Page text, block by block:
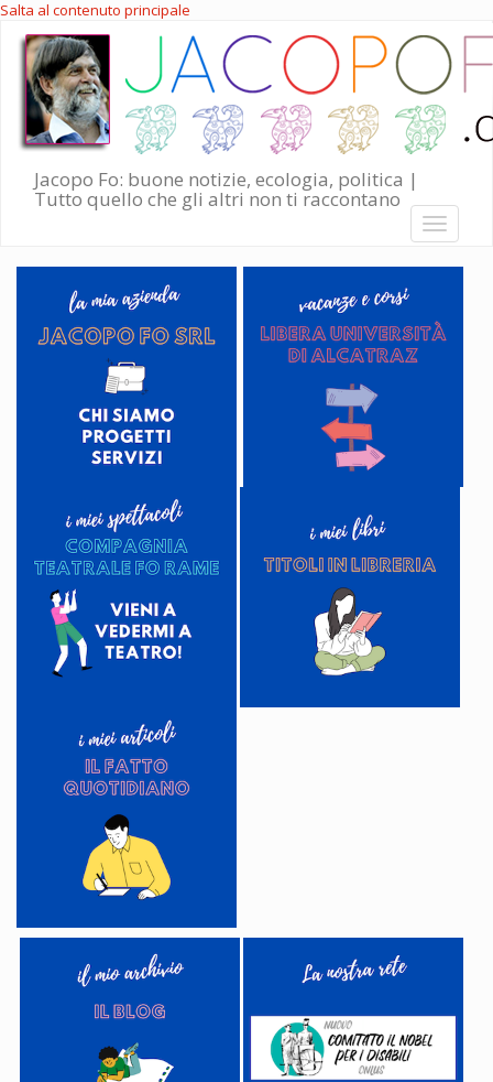
Salta al contenuto principale
Jacopo Fo: buone notizie, ecologia, politica |
Tutto quello che gli altri non ti raccontano
Toggle